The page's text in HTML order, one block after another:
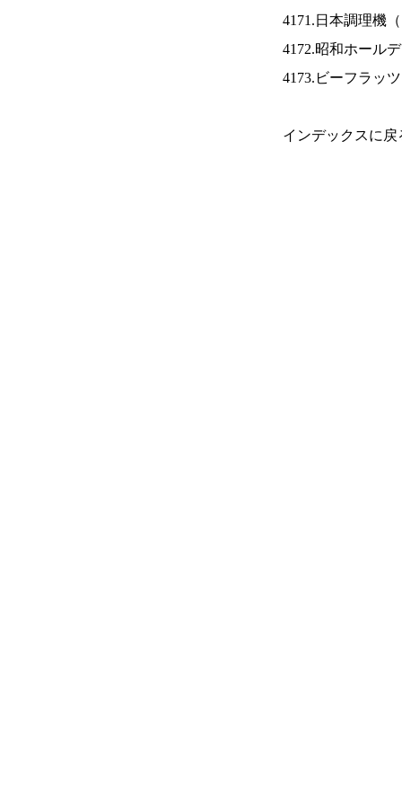
4171.日本調理機（
4172.昭和ホール
4173.ビーフラッ
インデックスに戻